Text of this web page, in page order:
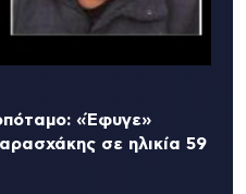
«Έφυγε»
σε ηλικία 59